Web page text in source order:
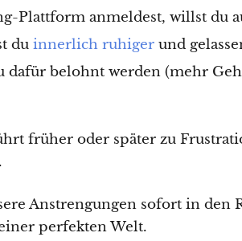
Plattform anmeldest, willst du
du innerlich ruhiger und
dafür belohnt werden (mehr
früher oder später zu
Anstrengungen sofort in den
perfekten Welt.